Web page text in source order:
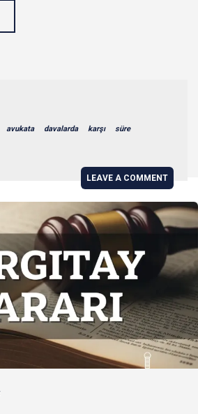
avukata davalarda karşı süre
LEAVE A COMMENT